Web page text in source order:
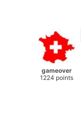
gameover
1224 points